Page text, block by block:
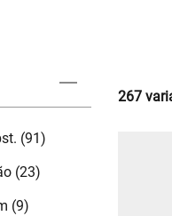
(91)
(23)
(9)
267